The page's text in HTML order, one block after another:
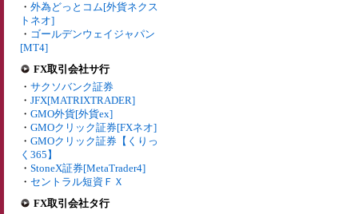
・ 外為どっとコム[外貨ネクス
トネオ]
・ ゴールデンウェイジャパン
[MT4]
FX取引会社サ行
・ サクソバンク証券
・ JFX[MATRIXTRADER]
・ GMO外貨[外貨ex]
・ GMOクリック証券[FXネオ]
・ GMOクリック証券【くりっ
く365】
・ StoneX証券[MetaTrader4]
・ セントラル短資ＦＸ
FX取引会社タ行